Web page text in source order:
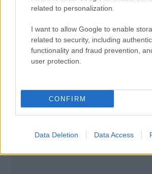
related to personalization.
I want to allow Google to enable
related to security, including
functionality and fraud prevention,
user protection.
CONFIRM
Data Deletion Data Access
εξαιρετικές καταδυτικές επιλογές
Για μια διαφορετική εμπειρία,
Μογγονήσιμόλις λίγα μίλια από το
Γάιο, έίναι ένα μικρό νησάκι, με